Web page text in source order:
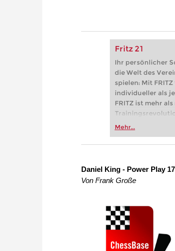
Fritz 21
Ihr persönlicher
die Welt des
spielen: Mit
individueller als
FRITZ ist mehr
Vereinsschachs
zuvor.
Mehr...
Daniel King - Power Play
Von Frank Große